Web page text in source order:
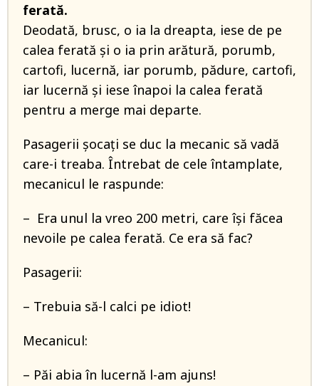
ferată.
Deodată, brusc, o ia la dreapta, iese de pe
calea ferată și o ia prin arătură, porumb,
cartofi, lucernă, iar porumb, pădure, cartofi,
iar lucernă și iese înapoi la calea ferată
pentru a merge mai departe.
Pasagerii șocați se duc la mecanic să vadă
care-i treaba. Întrebat de cele întamplate,
mecanicul le raspunde:
– Era unul la vreo 200 metri, care își făcea
nevoile pe calea ferată. Ce era să fac?
Pasagerii:
– Trebuia să-l calci pe idiot!
Mecanicul:
– Păi abia în lucernă l-am ajuns!